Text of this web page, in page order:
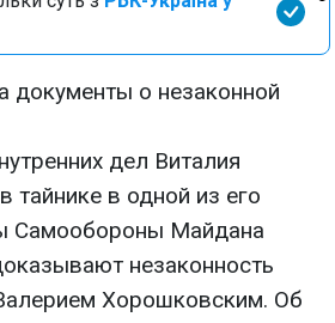
о незаконной
дел Виталия
тайнике в одной из его
Самообороны Майдана
незаконность
Хорошковским. Об